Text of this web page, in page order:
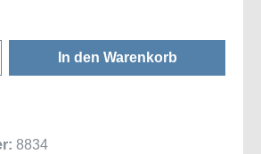
Gib den gewünschten
In den Warenkorb
8834